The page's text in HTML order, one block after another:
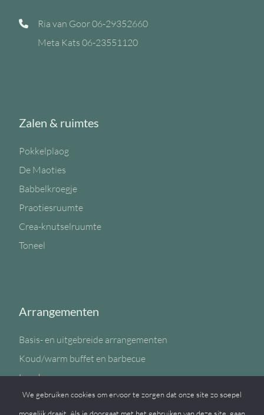
Ria van Goor06-29352660
Meta Kats 06-23551120
Zalen & ruimtes
Pokkelplaog
De Maoties
Babbelkroegje
Praotiesruumte
Crea-knutselruumte
Toneel
Arrangementen
Basis- en uitgebreide arrangementen
Koud/warm buffet en barbecue
Lunch
Sportzaal
We gebruiken cookies om ervoor te zorgen dat onze site zo soepel